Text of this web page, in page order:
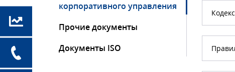
корпоративного управления
Прочие документы
Документы ISO